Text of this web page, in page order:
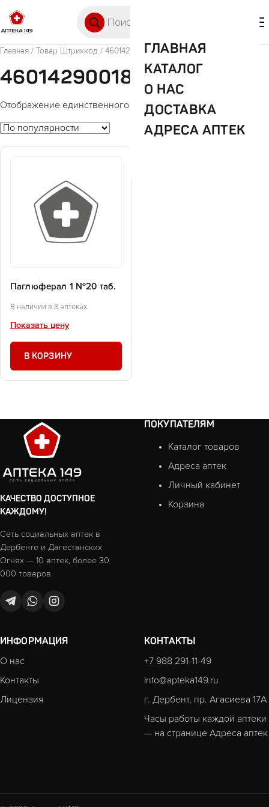
ГЛАВНАЯ
КАТАЛОГ
О НАС
ДОСТАВКА
АДРЕСА АПТЕК
Главная / Товар Штрихкод / 4601429001881
4601429001881
Отображение единственного товара
Паглюферал 1 №20 таб.
В наличии в 8 аптеках
Показать цену
В КОРЗИНУ
КАЧЕСТВО ДОСТУПНОЕ
КАЖДОМУ!
Сеть социальных аптек в
Дербенте и Дагестанских
Огнях — 10 аптек, более 30
000 товаров.
ПОКУПАТЕЛЯМ
Каталог товаров
Адреса аптек
Личный кабинет
Корзина
ИНФОРМАЦИЯ
О нас
Контакты
Лицензия
КОНТАКТЫ
+7 988 291-11-49
info@apteka149.ru
г. Дербент, пр. Агасиева 17А
Часы работы каждой аптеки
— на странице Адреса аптек